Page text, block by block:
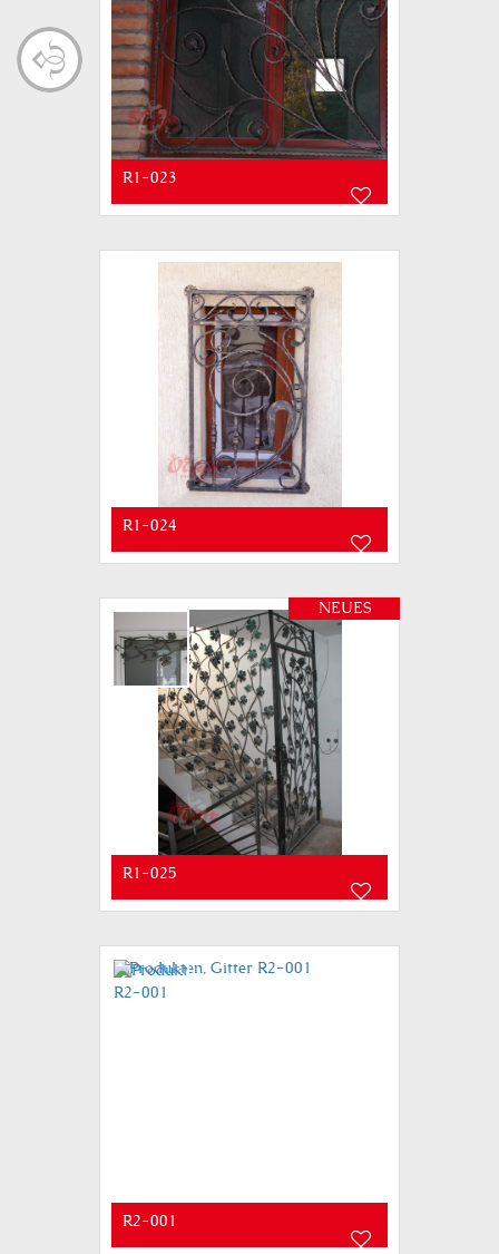
R1-023
R1-024
NEUES
R1-025
R2-001